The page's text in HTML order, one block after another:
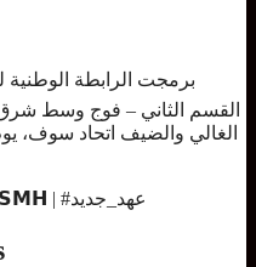
القسم الثاني – فوج وسط شرق
الإتحاد | #𝗨𝗦𝗠𝗛 | #عهد_جديد